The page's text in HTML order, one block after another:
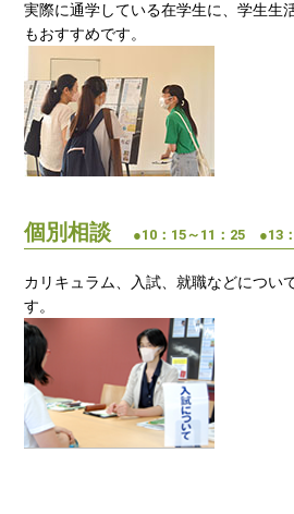
実際に通学している在学生に、学生生
もおすすめです。
個別相談 ●10：15～11：25 ●13
カリキュラム、入試、就職などについ
す。